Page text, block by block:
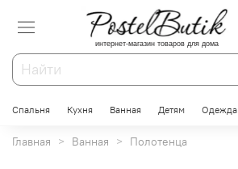
интернет-магазин товаров для дома
Спальня Кухня Ванная Детям Одежда
Главная Ванная Полотенца